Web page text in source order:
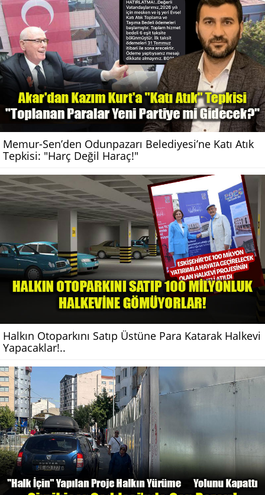
Memur-Sen’den Odunpazarı Belediyesi’ne Katı Atık
Tepkisi: "Harç Değil Haraç!"
Halkın Otoparkını Satıp Üstüne Para Katarak Halkevi
Yapacaklar!..